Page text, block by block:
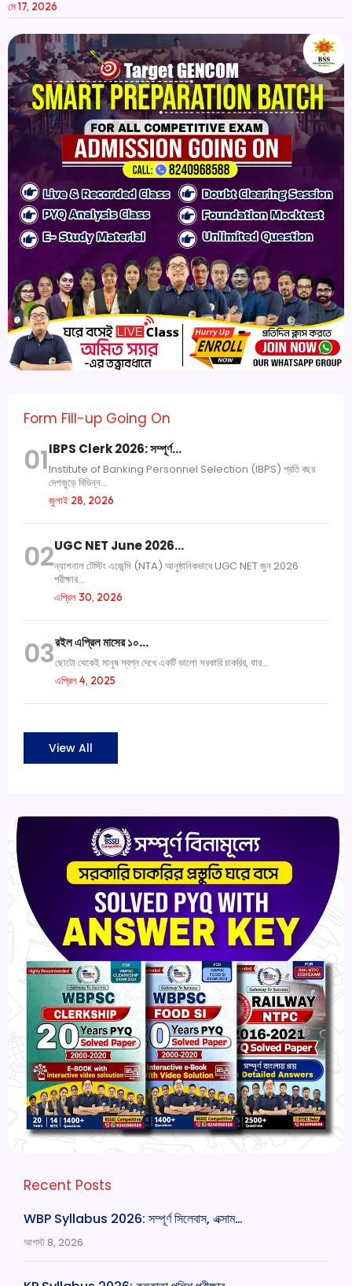
মে 17, 2026
Form Fill-up Going On
01IBPS Clerk 2026: সম্পূর্ণ…
Institute of Banking Personnel Selection (IBPS) প্রতি বছর
দেশজুড়ে বিভিন্ন...
জুলাই 28, 2026
02UGC NET June 2026…
ন্যাশনাল টেস্টিং এজেন্সি (NTA) আনুষ্ঠানিকভাবে UGC NET জুন 2026
পরীক্ষার...
এপ্রিল 30, 2026
03রইল এপ্রিল মাসের ১০…
ছোটো থেকেই মানুষ স্বপ্ন দেখে একটি ভালো সরকারি চাকরির, যার...
এপ্রিল 4, 2025
View All
Recent Posts
WBP Syllabus 2026: সম্পূর্ণ সিলেবাস, এক্সাম…
আগস্ট 8, 2026